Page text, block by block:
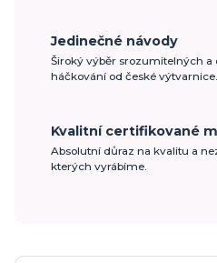
Jedinečné návody
Široký výběr srozumitelných
háčkování od české výtvarnice.
Kvalitní certifikované
Absolutní důraz na kvalitu a
kterých vyrábíme.